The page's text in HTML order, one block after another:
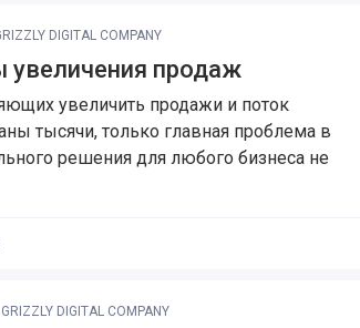
DIGITAL COMPANY
увеличения продаж
увеличить продажи и поток
тысячи, только главная проблема в
решения для любого бизнеса не
GRIZZLY DIGITAL COMPANY